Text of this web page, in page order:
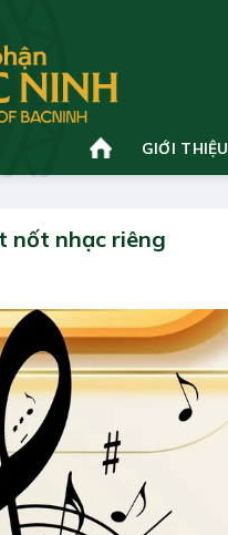
GIỚI THIỆU
nốt nhạc riêng